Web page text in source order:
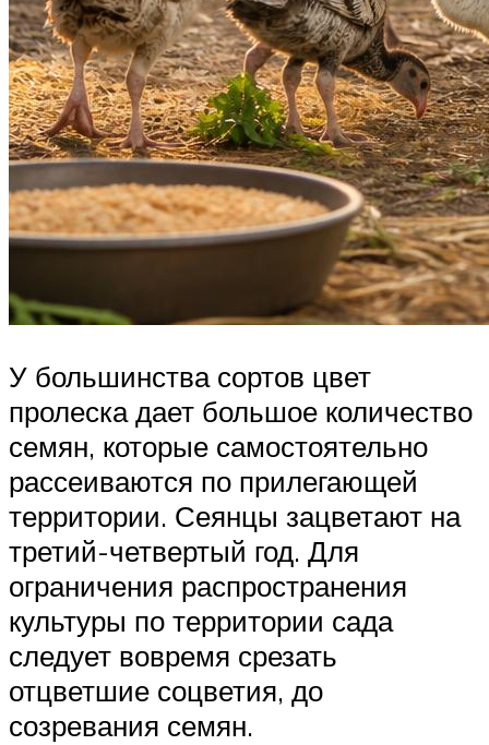
У большинства сортов цвет
пролеска дает большое количество
семян, которые самостоятельно
рассеиваются по прилегающей
территории. Сеянцы зацветают на
третий-четвертый год. Для
ограничения распространения
культуры по территории сада
следует вовремя срезать
отцветшие соцветия, до
созревания семян.